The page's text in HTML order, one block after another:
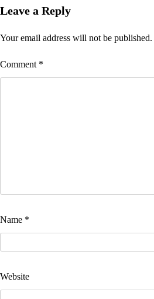
Leave a Reply
Your email address will not be published.
Comment *
Name *
Website